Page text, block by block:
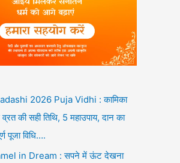
2026 Puja Vidhi : कामिका
की सही तिथि, 5 महाउपाय, दान का
पूजा विधि….
in Dream : सपने में ऊंट देखना